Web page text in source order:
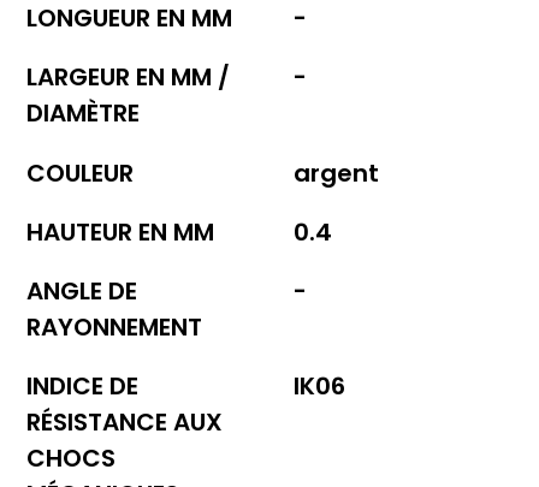
LONGUEUR EN MM
-
LARGEUR EN MM /
DIAMÈTRE
-
COULEUR
argent
HAUTEUR EN MM
0.4
ANGLE DE
RAYONNEMENT
-
INDICE DE
RÉSISTANCE AUX
CHOCS
IK06